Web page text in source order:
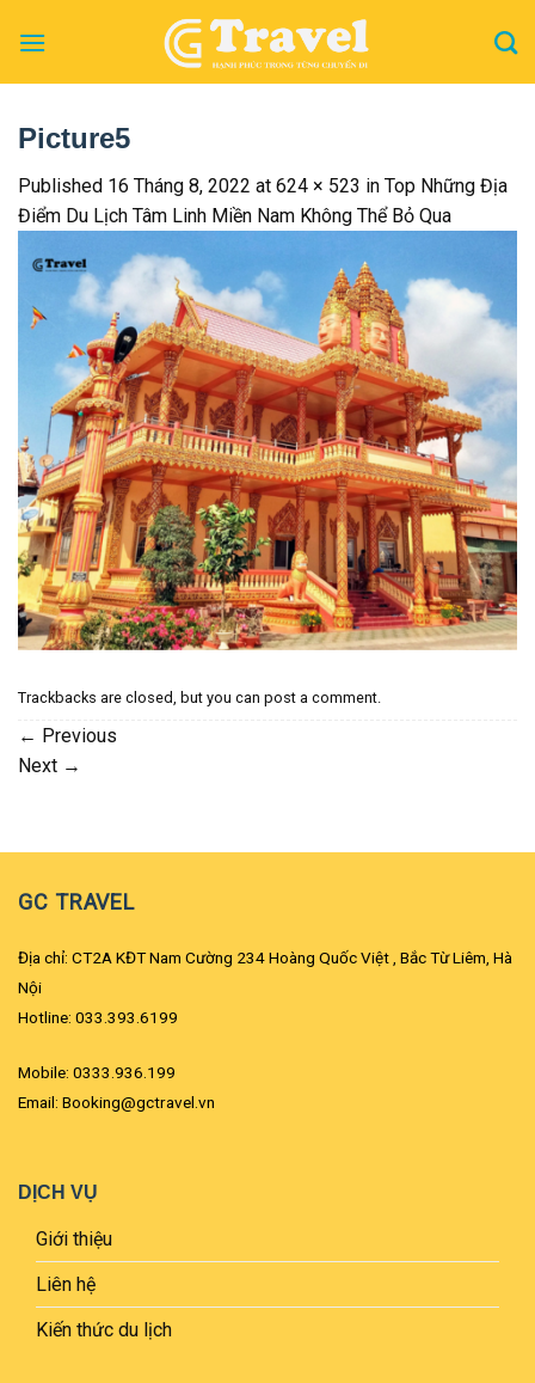
Picture5
Published 16 Tháng 8, 2022 at 624 × 523 in Top Những Địa
Điểm Du Lịch Tâm Linh Miền Nam Không Thể Bỏ Qua
Trackbacks are closed, but you can post a comment
← Previous
Next →
GC TRAVEL
Địa chỉ: CT2A KĐT Nam Cường 234 Hoàng Quốc Việt , Bắc Từ Liêm, Hà
Nội
Hotline: 033.393.6199
Mobile: 0333.936.199
Email: Booking@gctravel.vn
DỊCH VỤ
Giới thiệu
Liên hệ
Kiến thức du lịch